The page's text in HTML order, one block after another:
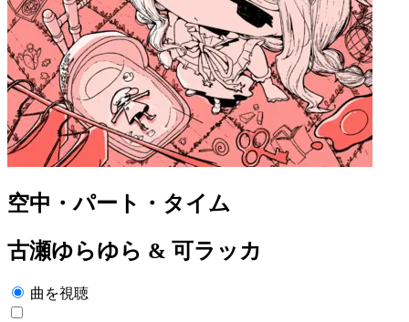
空中・パート・タイム
古瀬ゆらゆら & 可ラッカ
曲を視聴